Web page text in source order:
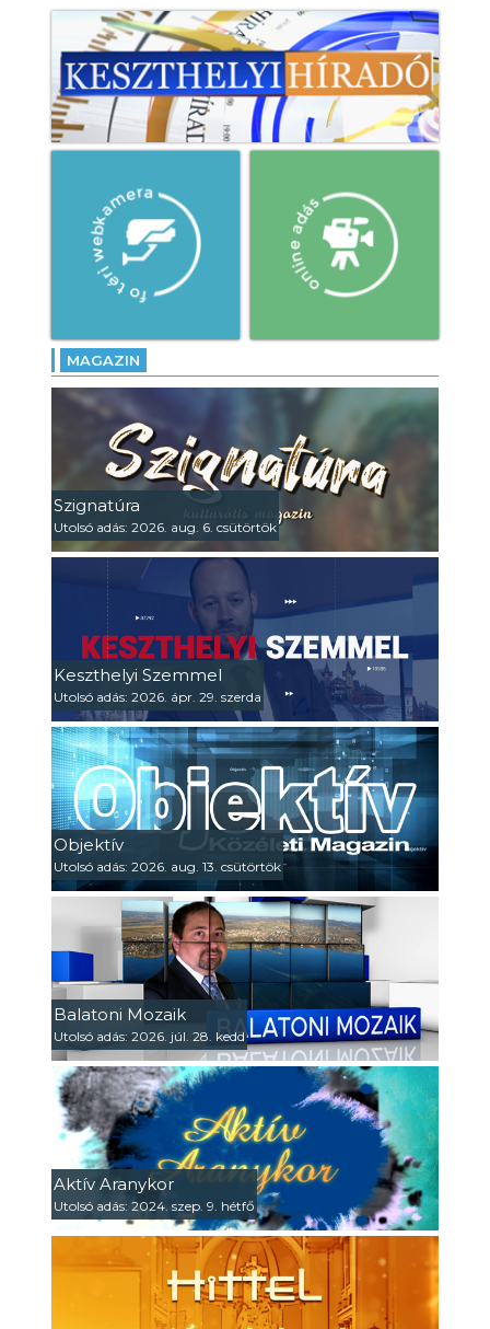
MAGAZIN
Szignatúra
Utolsó adás: 2026. aug. 6. csütörtök
Keszthelyi Szemmel
Utolsó adás: 2026. ápr. 29. szerda
Objektív
Utolsó adás: 2026. aug. 13. csütörtök
Balatoni Mozaik
Utolsó adás: 2026. júl. 28. kedd
Aktív Aranykor
Utolsó adás: 2024. szep. 9. hétfő